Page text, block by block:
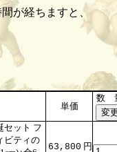
が経ちますと、
単価
数
セット フ
ビティの
63,800 円